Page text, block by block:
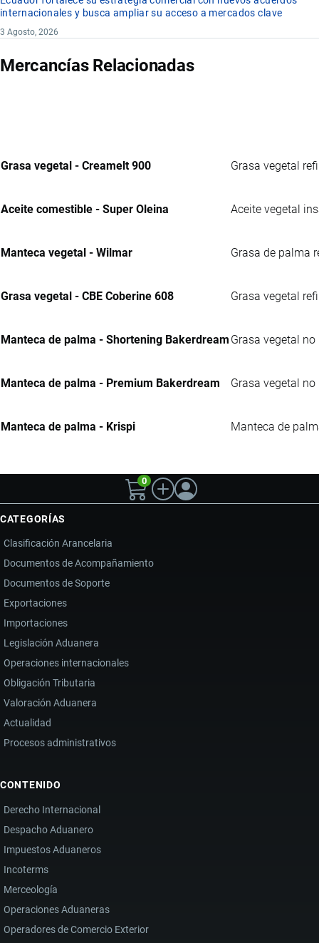
internacionales y busca ampliar su acceso a mercados clave
3 Agosto, 2026
Mercancías Relacionadas
Grasa vegetal - Creamelt 900 Grasa vegetal
Aceite comestible - Super Oleina Aceite vegetal
Manteca vegetal - Wilmar Grasa de palma
Grasa vegetal - CBE Coberine 608 Grasa vegetal
Manteca de palma - Shortening Bakerdream Grasa vegetal
Manteca de palma - Premium Bakerdream Grasa vegetal
Manteca de palma - Krispi Manteca de
0
CATEGORÍAS
Clasificación Arancelaria
Documentos de Acompañamiento
Documentos de Soporte
Exportaciones
Importaciones
Legislación Aduanera
Operaciones internacionales
Obligación Tributaria
Valoración Aduanera
Actualidad
Procesos administrativos
CONTENIDO
Derecho Internacional
Despacho Aduanero
Impuestos Aduaneros
Incoterms
Merceología
Operaciones Aduaneras
Operadores de Comercio Exterior